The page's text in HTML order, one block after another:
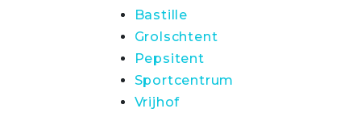
Bastille
Grolschtent
Pepsitent
Sportcentrum
Vrijhof